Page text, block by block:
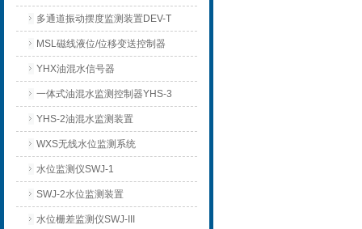
多通道振动摆度监测装置DEV-T
MSL磁线液位/位移变送控制器
YHX油混水信号器
一体式油混水监测控制器YHS-3
YHS-2油混水监测装置
WXS无线水位监测系统
水位监测仪SWJ-1
SWJ-2水位监测装置
水位栅差监测仪SWJ-III